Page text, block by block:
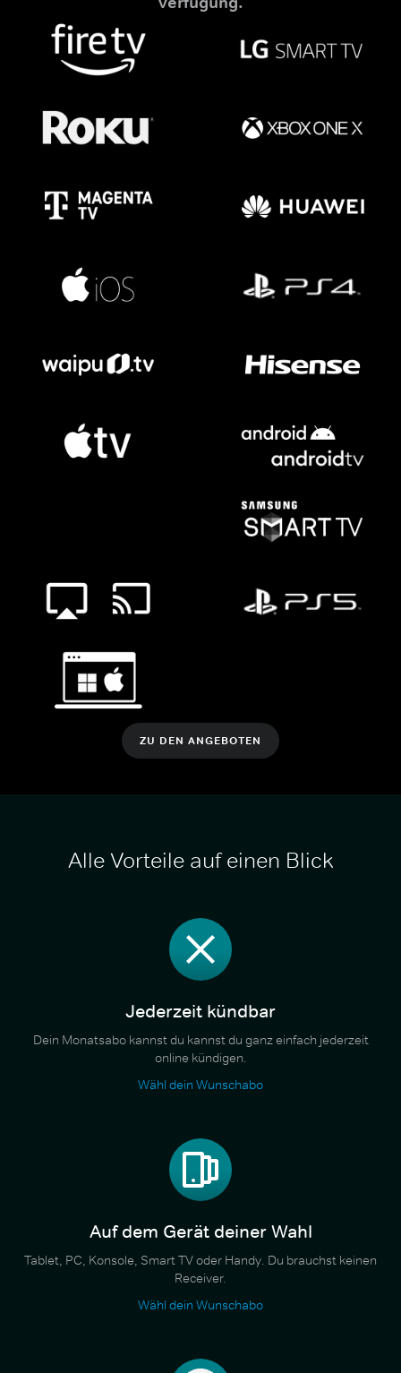
ZU DEN ANGEBOTEN
Alle Vorteile auf einen Blick
Jederzeit kündbar
Dein Monatsabo kannst du kannst du ganz einfach jederzeit
online kündigen.
Wähl dein Wunschabo
Auf dem Gerät deiner Wahl
Tablet, PC, Konsole, Smart TV oder Handy. Du brauchst keinen
Receiver.
Wähl dein Wunschabo